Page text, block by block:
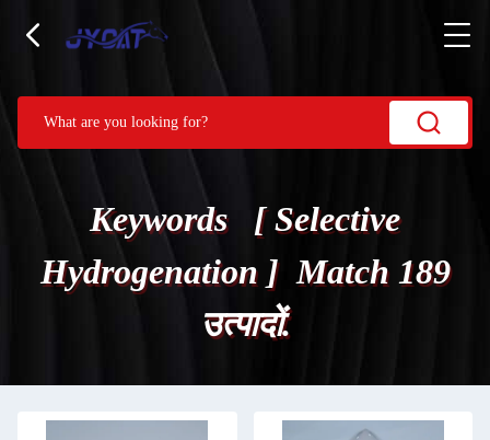
Keywords [ Selective
Hydrogenation ] Match 189
उत्पादों.